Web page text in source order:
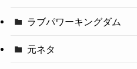
ラブパワーキングダム
元ネタ